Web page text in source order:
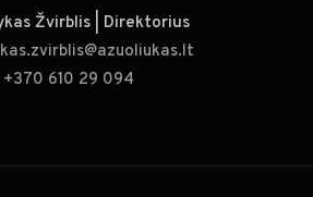
Žvirblis | Direktorius
+370 610 29 094